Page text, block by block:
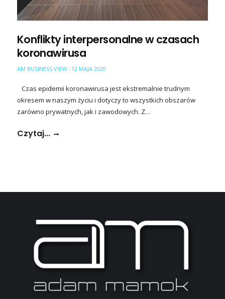
Konflikty interpersonalne w czasach
koronawirusa
AM BUSINESS VIEW - 12 MAJA 2020
Czas epidemii koronawirusa jest ekstremalnie trudnym
okresem w naszym życiu i dotyczy to wszystkich obszarów
zarówno prywatnych, jak i zawodowych. Z…
Czytaj...